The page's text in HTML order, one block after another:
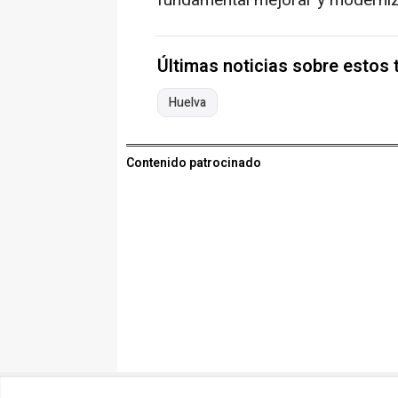
Últimas noticias sobre estos
Huelva
Contenido patrocinado